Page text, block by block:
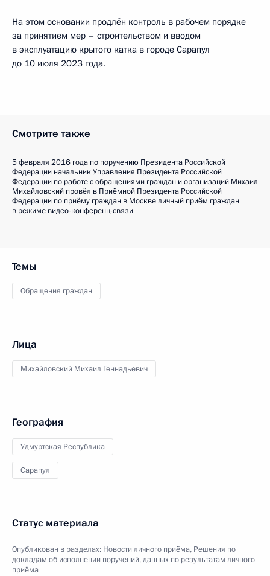
На этом основании продлён контроль в рабочем порядке
за принятием мер – строительством и вводом
в эксплуатацию крытого катка в городе Сарапул
до 10 июля 2023 года.
Смотрите также
5 февраля 2016 года по поручению Президента Российской
Федерации начальник Управления Президента Российской
Федерации по работе с обращениями граждан и организаций Михаил
Михайловский провёл в Приёмной Президента Российской
Федерации по приёму граждан в Москве личный приём граждан
в режиме видео-конференц-связи
Темы
Обращения граждан
Лица
Михайловский Михаил Геннадьевич
География
Удмуртская Республика
Сарапул
Статус материала
Опубликован в разделах: Новости личного приёма, Решения по
докладам об исполнении поручений, данных по результатам личного
приёма